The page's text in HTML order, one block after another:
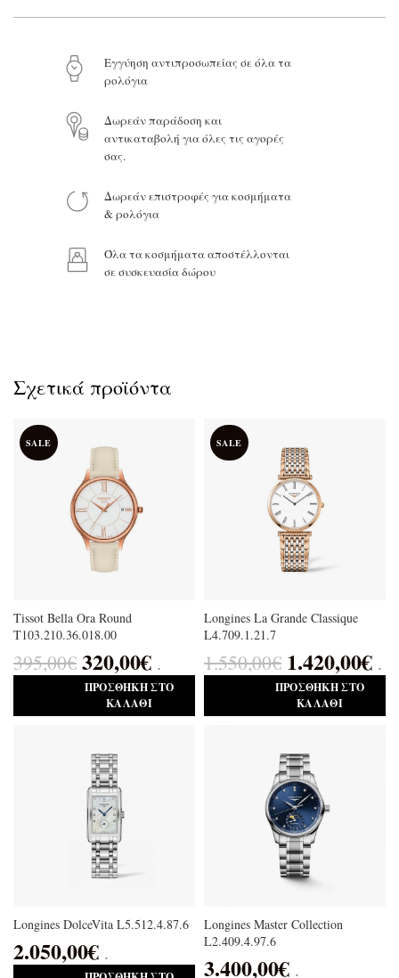
Eγγύηση αντιπροσωπείας σε όλα τα
ρολόγια
Δωρεάν παράδοση και
αντικαταβολή για όλες τις αγορές
σας.
Δωρεάν επιστροφές για κοσμήματα
& ρολόγια
Όλα τα κοσμήματα αποστέλλονται
σε συσκευασία δώρου
Σχετικά προϊόντα
SALE
Tissot Bella Ora Round
T103.210.36.018.00
395,00€ 320,00€ .
ΠΡΟΣΘΉΚΗ ΣΤΟ
ΚΑΛΆΘΙ
SALE
Longines La Grande Classique
L4.709.1.21.7
1.550,00€ 1.420,00€ .
ΠΡΟΣΘΉΚΗ ΣΤΟ
ΚΑΛΆΘΙ
Longines DolceVita L5.512.4.87.6
2.050,00€ .
Longines Master Collection
L2.409.4.97.6
3.400,00€ .